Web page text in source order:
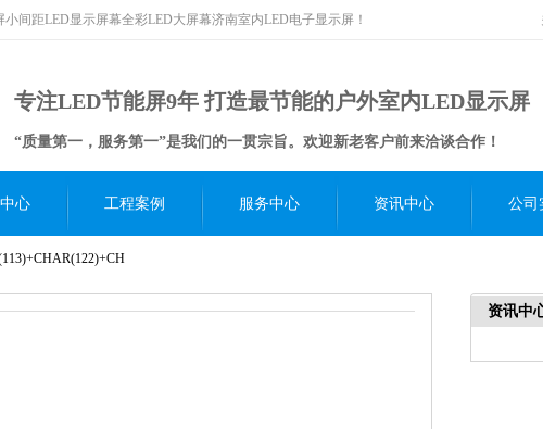
间距LED显示屏幕全彩LED大屏幕济南室内LED电子显示屏！
专注LED节能屏9年 打造最节能的户外室内LED显示屏
“质量第一，服务第一”是我们的一贯宗旨。欢迎新老客户前来洽谈合作！
心 工程案例 服务中心 资讯中心 公司
资讯中